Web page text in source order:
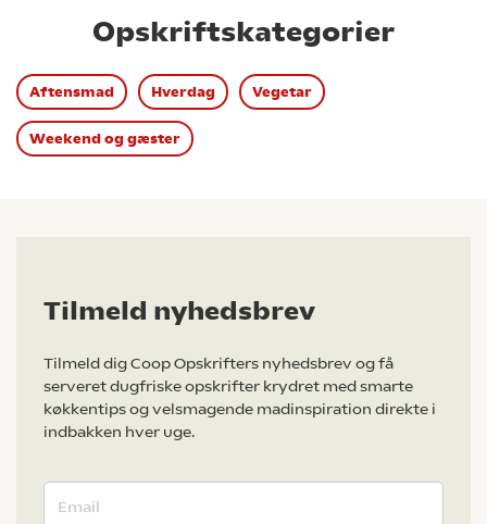
Opskriftskategorier
Aftensmad Hverdag Vegetar
Weekend og gæster
Tilmeld nyhedsbrev
Tilmeld dig Coop Opskrifters nyhedsbrev og få
serveret dugfriske opskrifter krydret med smarte
køkkentips og velsmagende madinspiration direkte i
indbakken hver uge.